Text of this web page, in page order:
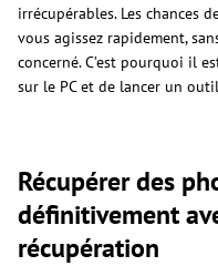
irrécupérables. Les chances
vous agissez rapidement,
concerné. C’est pourquoi il
sur le PC et de lancer un
Récupérer des
définitivement
récupération